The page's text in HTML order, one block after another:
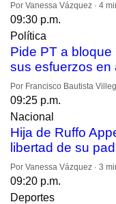
Por Vanessa Vázquez · 4
09:30 p.m.
Política
Pide PT a bloque
sus esfuerzos en
Por Francisco Bautista
09:25 p.m.
Nacional
Hija de Ruffo
libertad de su
Por Vanessa Vázquez · 3
09:20 p.m.
Deportes